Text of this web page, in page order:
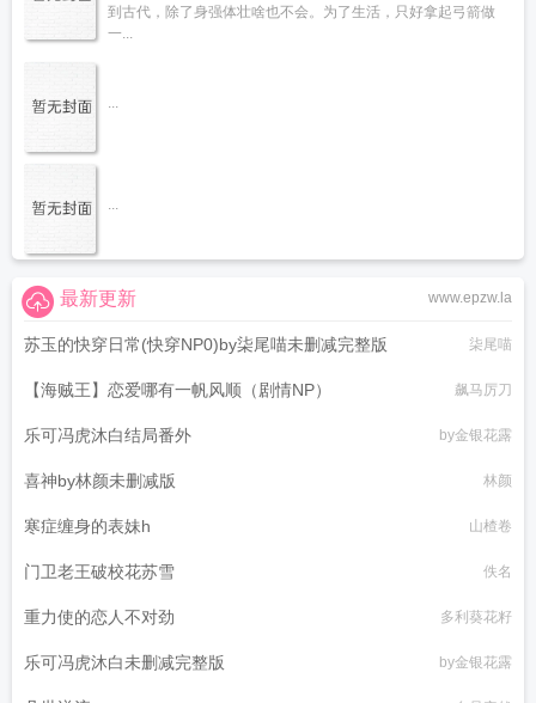
到古代，除了身强体壮啥也不会。为了生活，只好拿起弓箭做
一...
...
...
www.epzw.la
最新更新
苏玉的快穿日常(快穿NP0)by柒尾喵未删减完整版 柒尾喵
【海贼王】恋爱哪有一帆风顺（剧情NP） 飙马厉刀
乐可冯虎沐白结局番外 by金银花露
喜神by林颜未删减版 林颜
寒症缠身的表妹h 山楂卷
门卫老王破校花苏雪 佚名
重力使的恋人不对劲 多利葵花籽
乐可冯虎沐白未删减完整版 by金银花露